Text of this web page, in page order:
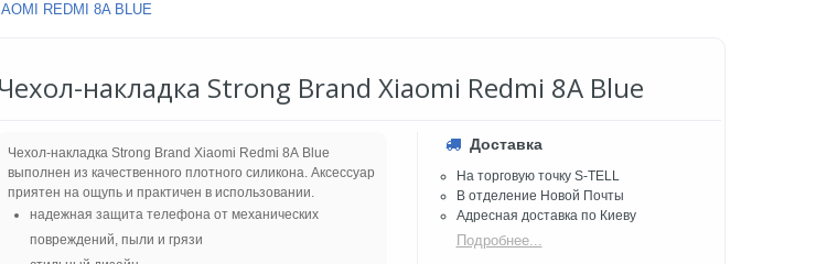
REDMI 8A BLUE
Чехол-накладка Strong Brand Xiaomi Redmi 8A Blue
Чехол-накладка Strong Brand Xiaomi Redmi 8A Blue
выполнен из качественного плотного силикона. Аксессуар
приятен на ощупь и практичен в использовании.
надежная защита телефона от механических
повреждений, пыли и грязи
Доставка
На торговую точку S-TELL
В отделение Новой Почты
Адресная доставка по Киеву
Подробнее...